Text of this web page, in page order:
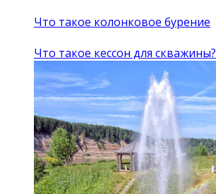
Что такое колонковое бурение
Что такое кессон для скважины?